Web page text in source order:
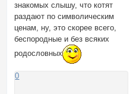
знакомых слышу, что котят
раздают по символическим
ценам, ну, это скорее всего,
беспородные и без всяких
родословных
0